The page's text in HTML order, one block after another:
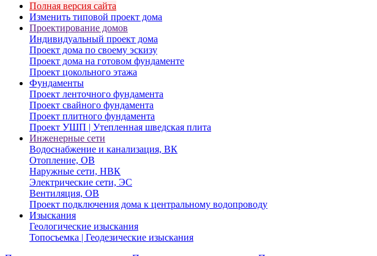
Полная версия сайта
Изменить типовой проект дома
Проектирование домов
Индивидуальный проект дома
Проект дома по своему эскизу
Проект дома на готовом фундаменте
Проект цокольного этажа
Фундаменты
Проект ленточного фундамента
Проект свайного фундамента
Проект плитного фундамента
Проект УШП | Утепленная шведская плита
Инженерные сети
Водоснабжение и канализация, ВК
Отопление, ОВ
Наружные сети, НВК
Электрические сети, ЭС
Вентиляция, ОВ
Проект подключения дома к центральному водопроводу
Изыскания
Геологические изыскания
Топосъемка | Геодезические изыскания